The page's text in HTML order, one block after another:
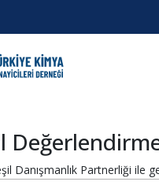
Danışmanlık Partnerliği ile